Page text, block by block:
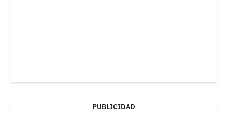
PUBLICIDAD